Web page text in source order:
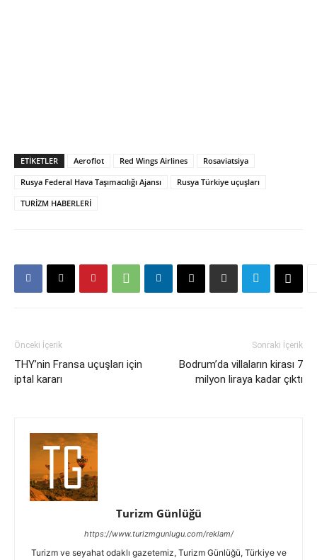
ETIKETLER Aeroflot Red Wings Airlines
Rosaviatsiya
Rusya Federal Hava Taşımacılığı Ajansı
Rusya Türkiye uçuşları
TURİZM HABERLERİ
Önceki İçerik
THY’nin Fransa uçuşları için
iptal kararı
Sonraki İçerik
Bodrum’da villaların kirası 7
milyon liraya kadar çıktı
Turizm Günlüğü
https://www.turizmgunlugu.com/reklam/
Turizm ve seyahat odaklı gazetemiz, Turizm Günlüğü, Türkiye ve